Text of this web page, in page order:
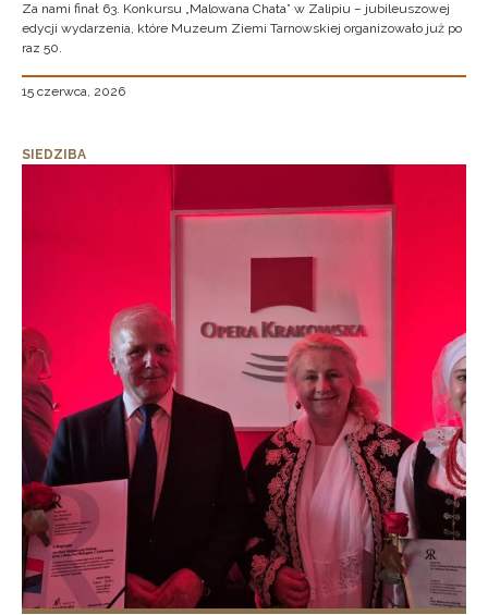
Za nami finał 63. Konkursu „Malowana Chata” w Zalipiu – jubileuszowej
edycji wydarzenia, które Muzeum Ziemi Tarnowskiej organizowało już po
raz 50.
15 czerwca, 2026
SIEDZIBA